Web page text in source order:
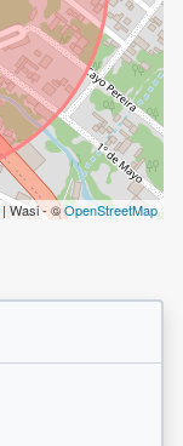
| Wasi - ©OpenStreetMap